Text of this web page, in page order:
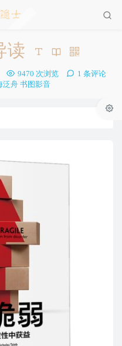
读
9470 次浏览
1 条评论
泛舟 书图影音